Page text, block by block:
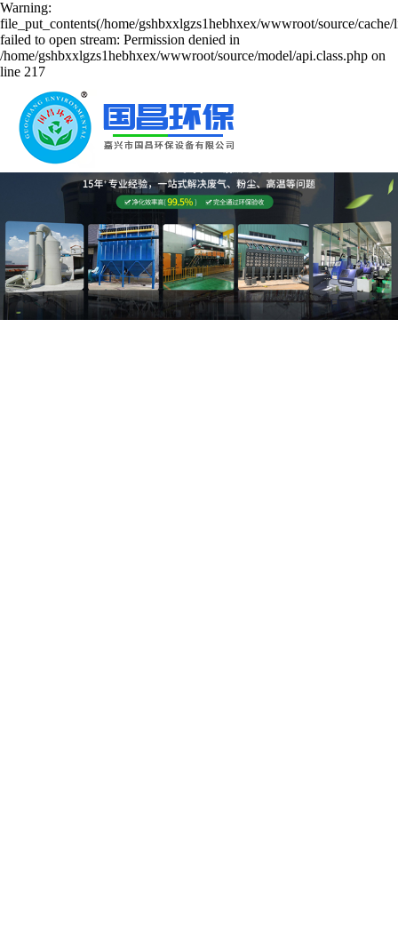
Warning:
file_put_contents(/home/gshbxxlgzs1hebhxex/wwwroot/source/cache/
failed to open stream: Permission denied in
/home/gshbxxlgzs1hebhxex/wwwroot/source/model/api.class.php on
line 217